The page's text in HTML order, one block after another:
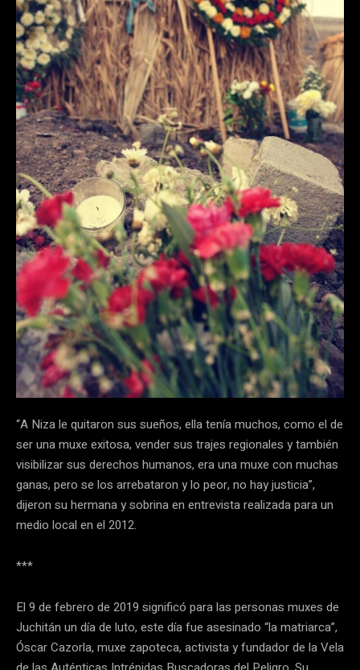
“A Niza le quitaron sus sueños, ella tenía muchos, como el de
ser una muxe exitosa, vender sus trajes regionales y también
visibilizar sus derechos humanos, era una muxe con muchas
ganas, pero se los arrebataron y lo peor, no hay justicia”,
dijeron su hermana y sobrina en entrevista realizada para un
medio local en el 2012.
***
El 9 de febrero de 2019 significó para las personas muxes de
Juchitán un día de luto, este día fue asesinado “la matriarca”,
Óscar Cazorla, muxe zapoteca, activista y fundador de la Vela